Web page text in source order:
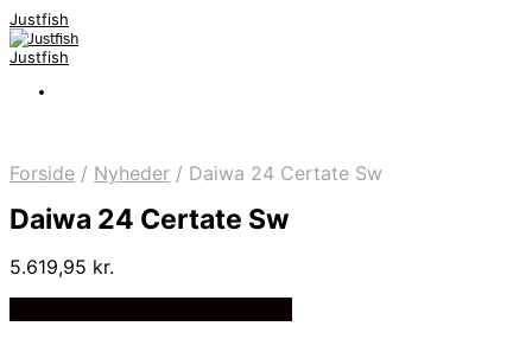
Justfish
Justfish
Forside / Nyheder / Daiwa 24 Certate Sw
Daiwa 24 Certate Sw
5.619,95 kr.